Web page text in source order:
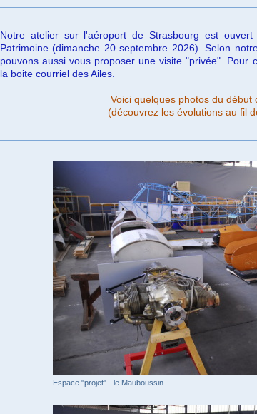
Notre atelier sur l'aéroport de Strasbourg est
Patrimoine (dimanche 20 septembre 2026). Selon
pouvons aussi vous proposer une visite "privée". Pour
la boite courriel des Ailes.
Voici quelques photos du début
(découvrez les évolutions au fil
Espace "projet" - le Mauboussin